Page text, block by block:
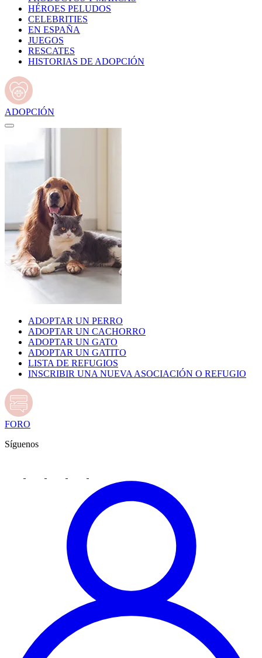
HÉROES PELUDOS
CELEBRITIES
EN ESPAÑA
JUEGOS
RESCATES
HISTORIAS DE ADOPCIÓN
ADOPCIÓN
ADOPTAR UN PERRO
ADOPTAR UN CACHORRO
ADOPTAR UN GATO
ADOPTAR UN GATITO
LISTA DE REFUGIOS
INSCRIBIR UNA NUEVA ASOCIACIÓN O REFUGIO
FORO
Síguenos